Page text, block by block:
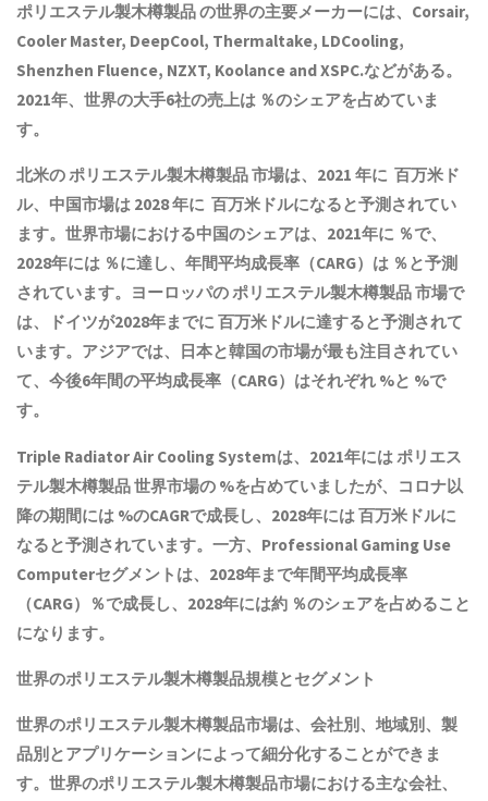
ポリエステル製木樽製品の世界の主要メーカーには、Corsair,
Cooler Master, DeepCool, Thermaltake, LDCooling,
Shenzhen Fluence, NZXT, Koolance and XSPC.などがある。
2021年、世界の大手6社の売上は ％のシェアを占めていま
す。
北米のポリエステル製木樽製品市場は、2021 年に 百万米ド
ル、中国市場は 2028 年に 百万米ドルになると予測されてい
ます。世界市場における中国のシェアは、2021年に ％で、
2028年には ％に達し、年間平均成長率（CARG）は ％と予測
されています。ヨーロッパのポリエステル製木樽製品市場で
は、ドイツが2028年までに 百万米ドルに達すると予測されて
います。アジアでは、日本と韓国の市場が最も注目されてい
て、今後6年間の平均成長率（CARG）はそれぞれ %と %で
す。
Triple Radiator Air Cooling Systemは、2021年には ポリエス
テル製木樽製品世界市場の %を占めていましたが、コロナ以
降の期間には %のCAGRで成長し、2028年には 百万米ドルに
なると予測されています。一方、Professional Gaming Use
Computerセグメントは、2028年まで年間平均成長率
（CARG）％で成長し、2028年には約 ％のシェアを占めること
になります。
世界のポリエステル製木樽製品規模とセグメント
世界のポリエステル製木樽製品市場は、会社別、地域別、製
品別とアプリケーションによって細分化することができま
す。世界のポリエステル製木樽製品市場における主な会社、